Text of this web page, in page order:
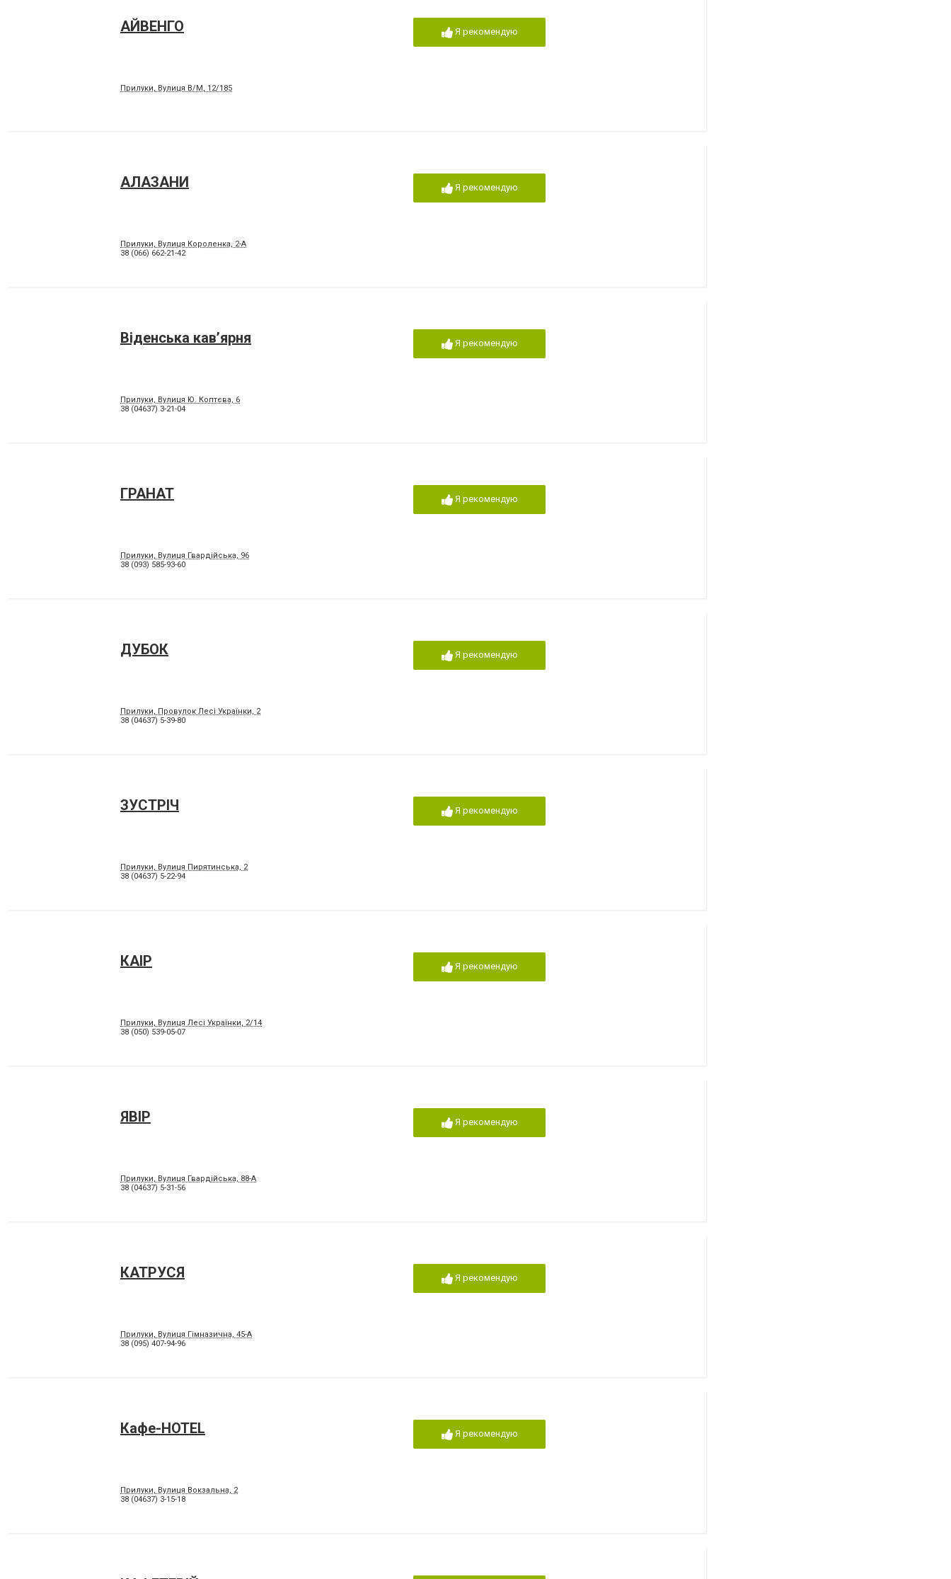
АЙВЕНГО
Прилуки, Вулиця В/М, 12/185
Я рекомендую
АЛАЗАНИ
Прилуки, Вулиця Короленка, 2-А
38 (066) 662-21-42
Я рекомендую
Віденська кав’ярня
Прилуки, Вулиця Ю. Коптєва, 6
38 (04637) 3-21-04
Я рекомендую
ГРАНАТ
Прилуки, Вулиця Гвардійська, 96
38 (093) 585-93-60
Я рекомендую
ДУБОК
Прилуки, Провулок Лесі Українки, 2
38 (04637) 5-39-80
Я рекомендую
ЗУСТРІЧ
Прилуки, Вулиця Пирятинська, 2
38 (04637) 5-22-94
Я рекомендую
КАІР
Прилуки, Вулиця Лесі Українки, 2/14
38 (050) 539-05-07
Я рекомендую
ЯВІР
Прилуки, Вулиця Гвардійська, 88-А
38 (04637) 5-31-56
Я рекомендую
КАТРУСЯ
Прилуки, Вулиця Гімназична, 45-А
38 (095) 407-94-96
Я рекомендую
Кафе-HOTEL
Прилуки, Вулиця Вокзальна, 2
38 (04637) 3-15-18
Я рекомендую